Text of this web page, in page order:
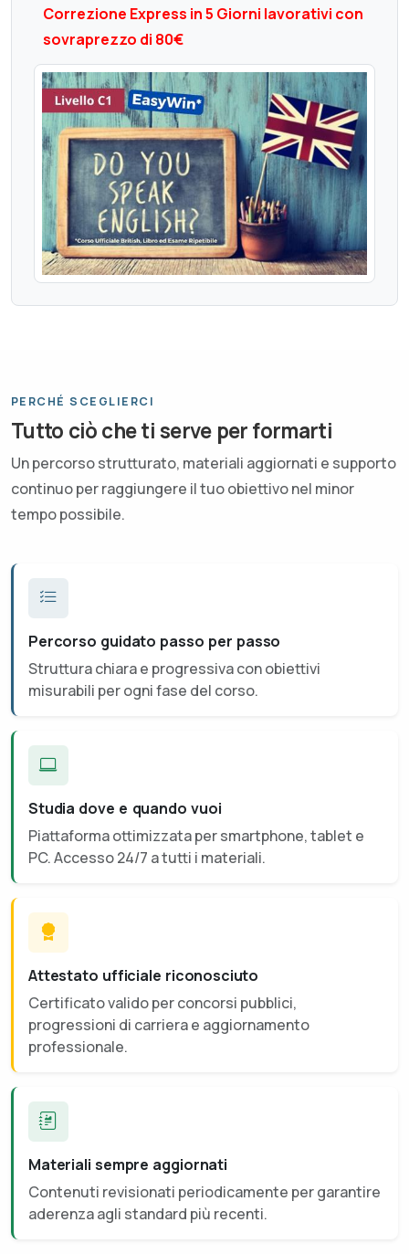
Correzione Express in 5 Giorni lavorativi con
sovraprezzo di 80€
PERCHÉ SCEGLIERCI
Tutto ciò che ti serve per formarti
Un percorso strutturato, materiali aggiornati e supporto
continuo per raggiungere il tuo obiettivo nel minor
tempo possibile.
Percorso guidato passo per passo
Struttura chiara e progressiva con obiettivi
misurabili per ogni fase del corso.
Studia dove e quando vuoi
Piattaforma ottimizzata per smartphone, tablet e
PC. Accesso 24/7 a tutti i materiali.
Attestato ufficiale riconosciuto
Certificato valido per concorsi pubblici,
progressioni di carriera e aggiornamento
professionale.
Materiali sempre aggiornati
Contenuti revisionati periodicamente per garantire
aderenza agli standard più recenti.